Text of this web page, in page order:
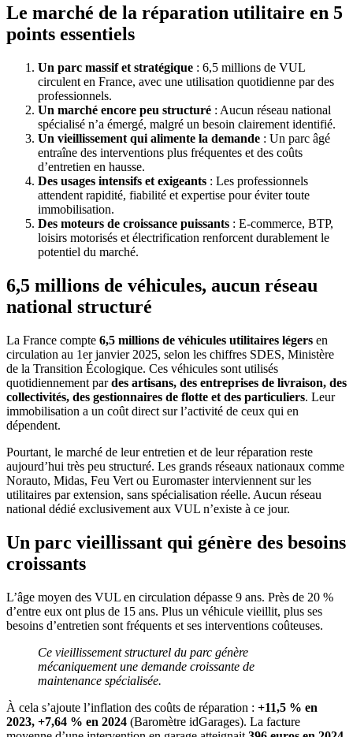
Le marché de la réparation utilitaire en 5
points essentiels
Un parc massif et stratégique : 6,5 millions de VUL
circulent en France, avec une utilisation quotidienne par des
professionnels.
Un marché encore peu structuré : Aucun réseau national
spécialisé n’a émergé, malgré un besoin clairement identifié.
Un vieillissement qui alimente la demande : Un parc âgé
entraîne des interventions plus fréquentes et des coûts
d’entretien en hausse.
Des usages intensifs et exigeants : Les professionnels
attendent rapidité, fiabilité et expertise pour éviter toute
immobilisation.
Des moteurs de croissance puissants : E-commerce, BTP,
loisirs motorisés et électrification renforcent durablement le
potentiel du marché.
6,5 millions de véhicules, aucun réseau
national structuré
La France compte 6,5 millions de véhicules utilitaires légers en
circulation au 1er janvier 2025, selon les chiffres SDES, Ministère
de la Transition Écologique. Ces véhicules sont utilisés
quotidiennement pardes artisans, des entreprises de livraison, des
collectivités, des gestionnaires de flotte et des particuliers. Leur
immobilisation a un coût direct sur l’activité de ceux qui en
dépendent.
Pourtant, le marché de leur entretien et de leur réparation reste
aujourd’hui très peu structuré. Les grands réseaux nationaux comme
Norauto, Midas, Feu Vert ou Euromaster interviennent sur les
utilitaires par extension, sans spécialisation réelle. Aucun réseau
national dédié exclusivement aux VUL n’existe à ce jour.
Un parc vieillissant qui génère des besoins
croissants
L’âge moyen des VUL en circulation dépasse 9 ans. Près de 20 %
d’entre eux ont plus de 15 ans. Plus un véhicule vieillit, plus ses
besoins d’entretien sont fréquents et ses interventions coûteuses.
Ce vieillissement structurel du parc génère
mécaniquement une demande croissante de
maintenance spécialisée.
À cela s’ajoute l’inflation des coûts de réparation : +11,5 % en
2023, +7,64 % en 2024 (Baromètre idGarages). La facture